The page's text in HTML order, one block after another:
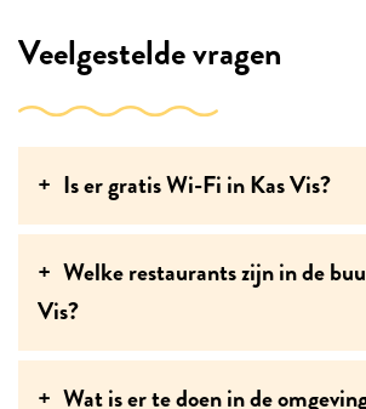
Veelgestelde vragen
Is er gratis Wi-Fi in Kas Vis?
Welke restaurants zijn in de
Vis?
Wat is er te doen in de